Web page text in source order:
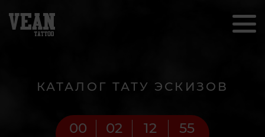
КАТАЛОГ ТАТУ ЭСКИЗОВ
00 02 12 53